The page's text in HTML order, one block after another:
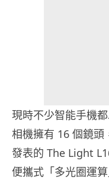
現時不少智能手機
相機擁有 16 個鏡頭
發表的 The Light
便攜式「多光圈運